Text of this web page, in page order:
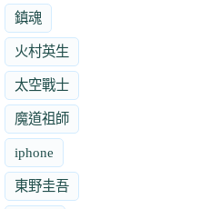
鎮魂
火村英生
太空戰士
魔道祖師
iphone
東野圭吾